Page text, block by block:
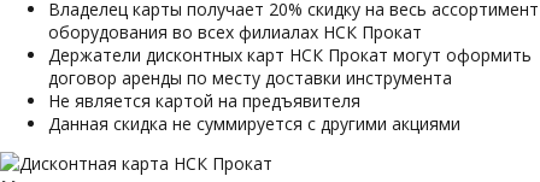
Владелец карты получает 20% скидку на весь ассортимент
оборудования во всех филиалах НСК Прокат
Держатели дисконтных карт НСК Прокат могут оформить
договор аренды по месту доставки инструмента
Не является картой на предъявителя
Данная скидка не суммируется с другими акциями